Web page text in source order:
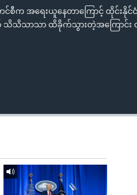
စီက အရေးယူနေတာကြောင့် ထိုင်းနိုင်
သိသိသာသာ ထိခိုက်သွားတဲ့အကြောင်း